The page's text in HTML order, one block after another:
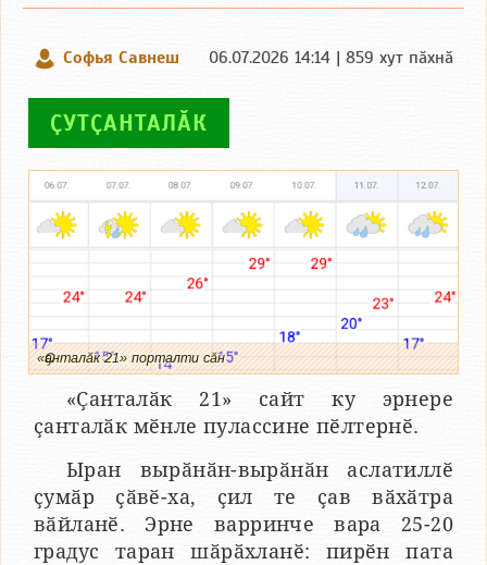
Софья Савнеш 06.07.2026 14:14 | 859 хут пӑхнӑ
ҪУТҪАНТАЛӐК
«Ҫанталӑк 21» порталти сӑн
«Ҫанталӑк 21» сайт ку эрнере
ҫанталӑк мӗнле пулассине пӗлтернӗ.
Ыран вырӑнӑн-вырӑнӑн аслатиллӗ
ҫумӑр ҫӑвӗ-ха, ҫил те ҫав вӑхӑтра
вӑйланӗ. Эрне варринче вара 25-20
градус таран шӑрӑхланӗ: пирӗн пата